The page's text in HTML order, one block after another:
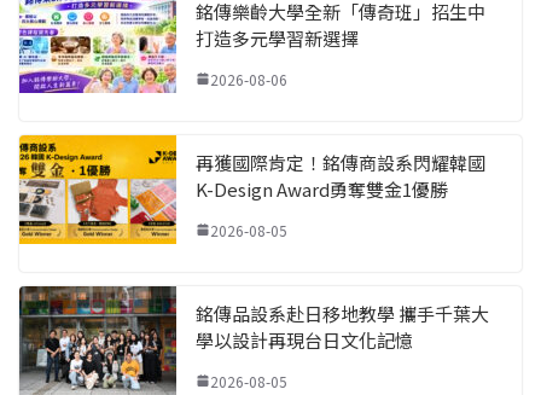
銘傳樂齡大學全新「傳奇班」招生中
打造多元學習新選擇
2026-08-06
再獲國際肯定！銘傳商設系閃耀韓國
K-Design Award勇奪雙金1優勝
2026-08-05
銘傳品設系赴日移地教學 攜手千葉大
學以設計再現台日文化記憶
2026-08-05